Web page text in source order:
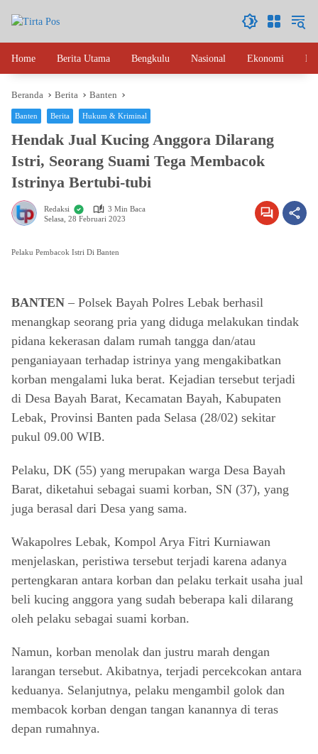
Home Berita Utama Bengkulu Nasional Ekonomi
Beranda Berita Banten
Banten Berita Hukum & Kriminal
Hendak Jual Kucing Anggora Dilarang
Istri, Seorang Suami Tega Membacok
Istrinya Bertubi-tubi
Redaksi
3 Min Baca
Selasa, 28 Februari 2023
Pelaku Pembacok Istri Di Banten
BANTEN – Polsek Bayah Polres Lebak berhasil
menangkap seorang pria yang diduga melakukan tindak
pidana kekerasan dalam rumah tangga dan/atau
penganiayaan terhadap istrinya yang mengakibatkan
korban mengalami luka berat. Kejadian tersebut terjadi
di Desa Bayah Barat, Kecamatan Bayah, Kabupaten
Lebak, Provinsi Banten pada Selasa (28/02) sekitar
pukul 09.00 WIB.
Pelaku, DK (55) yang merupakan warga Desa Bayah
Barat, diketahui sebagai suami korban, SN (37), yang
juga berasal dari Desa yang sama.
Wakapolres Lebak, Kompol Arya Fitri Kurniawan
menjelaskan, peristiwa tersebut terjadi karena adanya
pertengkaran antara korban dan pelaku terkait usaha jual
beli kucing anggora yang sudah beberapa kali dilarang
oleh pelaku sebagai suami korban.
Namun, korban menolak dan justru marah dengan
larangan tersebut. Akibatnya, terjadi percekcokan antara
keduanya. Selanjutnya, pelaku mengambil golok dan
membacok korban dengan tangan kanannya di teras
depan rumahnya.